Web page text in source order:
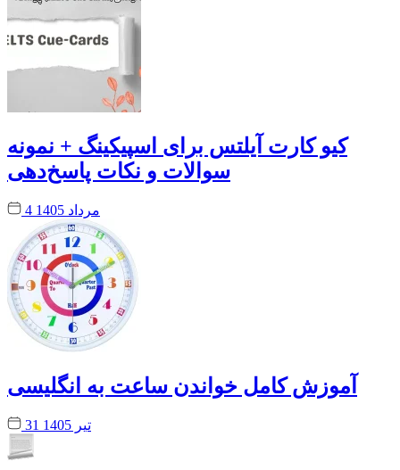
کیو کارت آیلتس برای اسپیکینگ + نمونه
سوالات و نکات پاسخ‌دهی
4 مرداد 1405
آموزش کامل خواندن ساعت به انگلیسی
31 تیر 1405